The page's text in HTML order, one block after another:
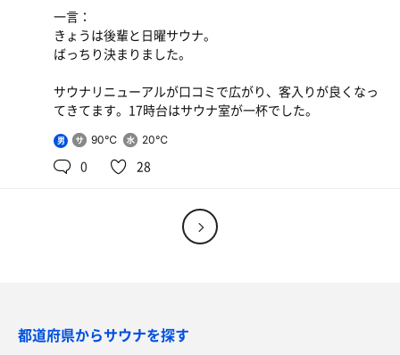
一言：
きょうは後輩と日曜サウナ。
ばっちり決まりました。
サウナリニューアルが口コミで広がり、客入りが良くなっ
てきてます。17時台はサウナ室が一杯でした。
男 90℃ 20℃
0 28
都道府県からサウナを探す